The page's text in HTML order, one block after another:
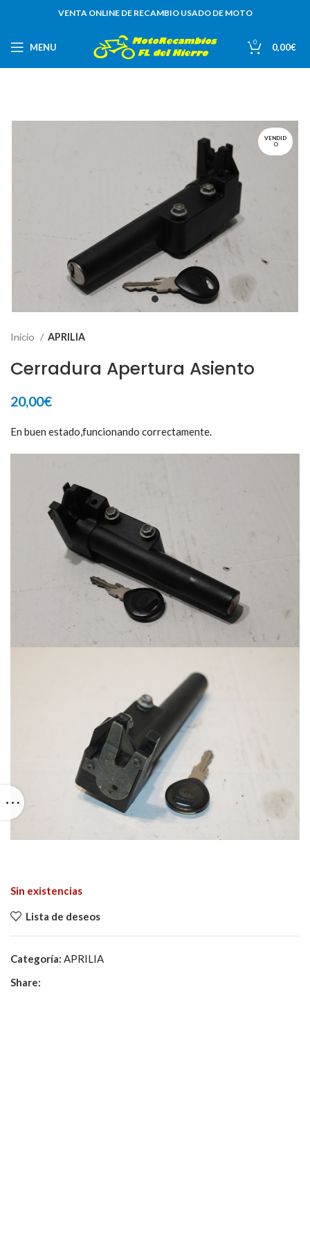
VENTA ONLINE DE RECAMBIO USADO DE MOTO
MENU 0 0,00€
VENDID
O
Inicio APRILIA
Cerradura Apertura Asiento
20,00€
En buen estado,funcionando correctamente.
Sin existencias
Lista de deseos
Categoría: APRILIA
Share: